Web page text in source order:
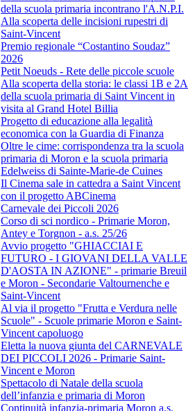
della scuola primaria incontrano l'A.N.P.I.
Alla scoperta delle incisioni rupestri di
Saint-Vincent
Premio regionale “Costantino Soudaz”
2026
Petit Noeuds - Rete delle piccole scuole
Alla scoperta della storia: le classi 1B e 2A
della scuola primaria di Saint Vincent in
visita al Grand Hotel Billia
Progetto di educazione alla legalità
economica con la Guardia di Finanza
Oltre le cime: corrispondenza tra la scuola
primaria di Moron e la scuola primaria
Edelweiss di Sainte-Marie-de Cuines
Il Cinema sale in cattedra a Saint Vincent
con il progetto ABCinema
Carnevale dei Piccoli 2026
Corso di sci nordico - Primarie Moron,
Antey e Torgnon - a.s. 25/26
Avvio progetto "GHIACCIAI E
FUTURO - I GIOVANI DELLA VALLE
D'AOSTA IN AZIONE" - primarie Breuil
e Moron - Secondarie Valtournenche e
Saint-Vincent
Al via il progetto "Frutta e Verdura nelle
Scuole" - Scuole primarie Moron e Saint-
Vincent capoluogo
Eletta la nuova giunta del CARNEVALE
DEI PICCOLI 2026 - Primarie Saint-
Vincent e Moron
Spettacolo di Natale della scuola
dell’infanzia e primaria di Moron
Continuità infanzia-primaria Moron a.s.